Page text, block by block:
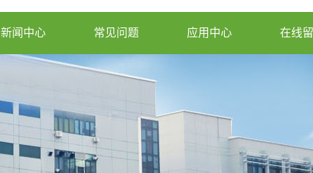
新闻中心 常见问题 应用中心 在线